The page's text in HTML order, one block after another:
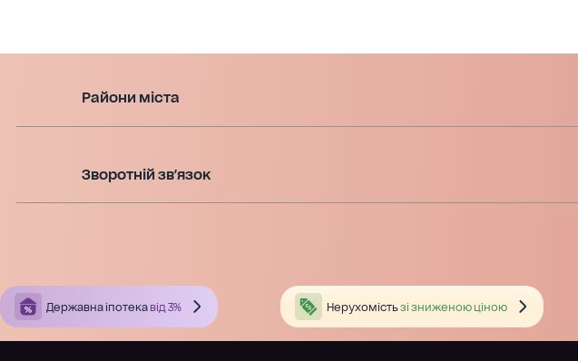
Райони міста
Зворотній зв'язок
Державна іпотека від 3% Нерухомістьзі зниженою ціною